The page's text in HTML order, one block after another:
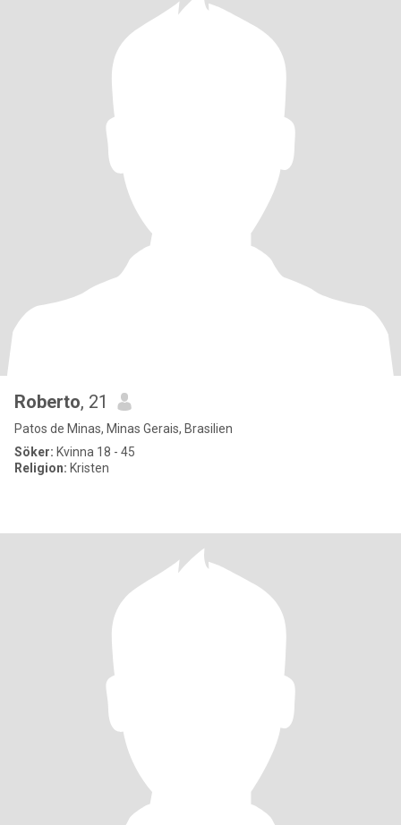
Roberto, 21
Patos de Minas, Minas Gerais, Brasilien
Söker: Kvinna 18 - 45
Religion: Kristen